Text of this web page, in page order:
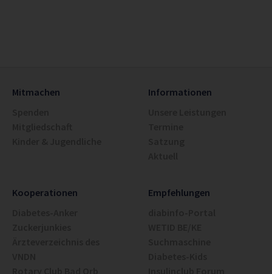
Mitmachen
Informationen
Kooperationen
Empfehlungen